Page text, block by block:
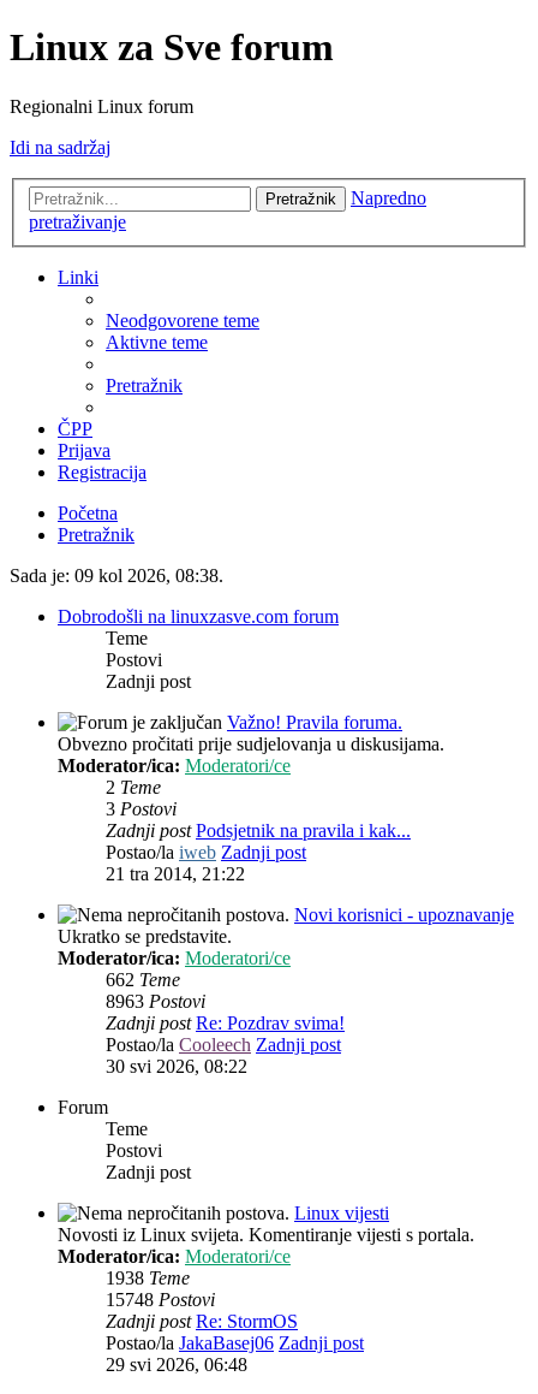
Linux za Sve forum
Regionalni Linux forum
Idi na sadržaj
Pretražnik
Napredno
pretraživanje
Linki
Neodgovorene teme
Aktivne teme
Pretražnik
ČPP
Prijava
Registracija
Početna
Pretražnik
Sada je: 09 kol 2026, 08:38.
Dobrodošli na linuxzasve.com forum
Teme
Postovi
Zadnji post
Važno! Pravila foruma.
Obvezno pročitati prije sudjelovanja u diskusijama.
Moderator/ica: Moderatori/ce
2 Teme
3 Postovi
Zadnji post Podsjetnik na pravila i kak...
Postao/la iweb Zadnji post
21 tra 2014, 21:22
Novi korisnici - upoznavanje
Ukratko se predstavite.
Moderator/ica: Moderatori/ce
662 Teme
8963 Postovi
Zadnji post Re: Pozdrav svima!
Postao/la Cooleech Zadnji post
30 svi 2026, 08:22
Forum
Teme
Postovi
Zadnji post
Linux vijesti
Novosti iz Linux svijeta. Komentiranje vijesti s portala.
Moderator/ica: Moderatori/ce
1938 Teme
15748 Postovi
Zadnji post Re: StormOS
Postao/la JakaBasej06 Zadnji post
29 svi 2026, 06:48